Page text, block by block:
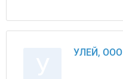
УЛЕЙ, ООО